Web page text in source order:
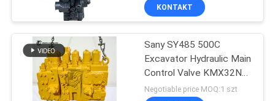
KONTAKT
Sany SY485 500C
Excavator Hydraulic Main
Control Valve KMX32NA
High Quality
Negotiable price MOQ:1 szt